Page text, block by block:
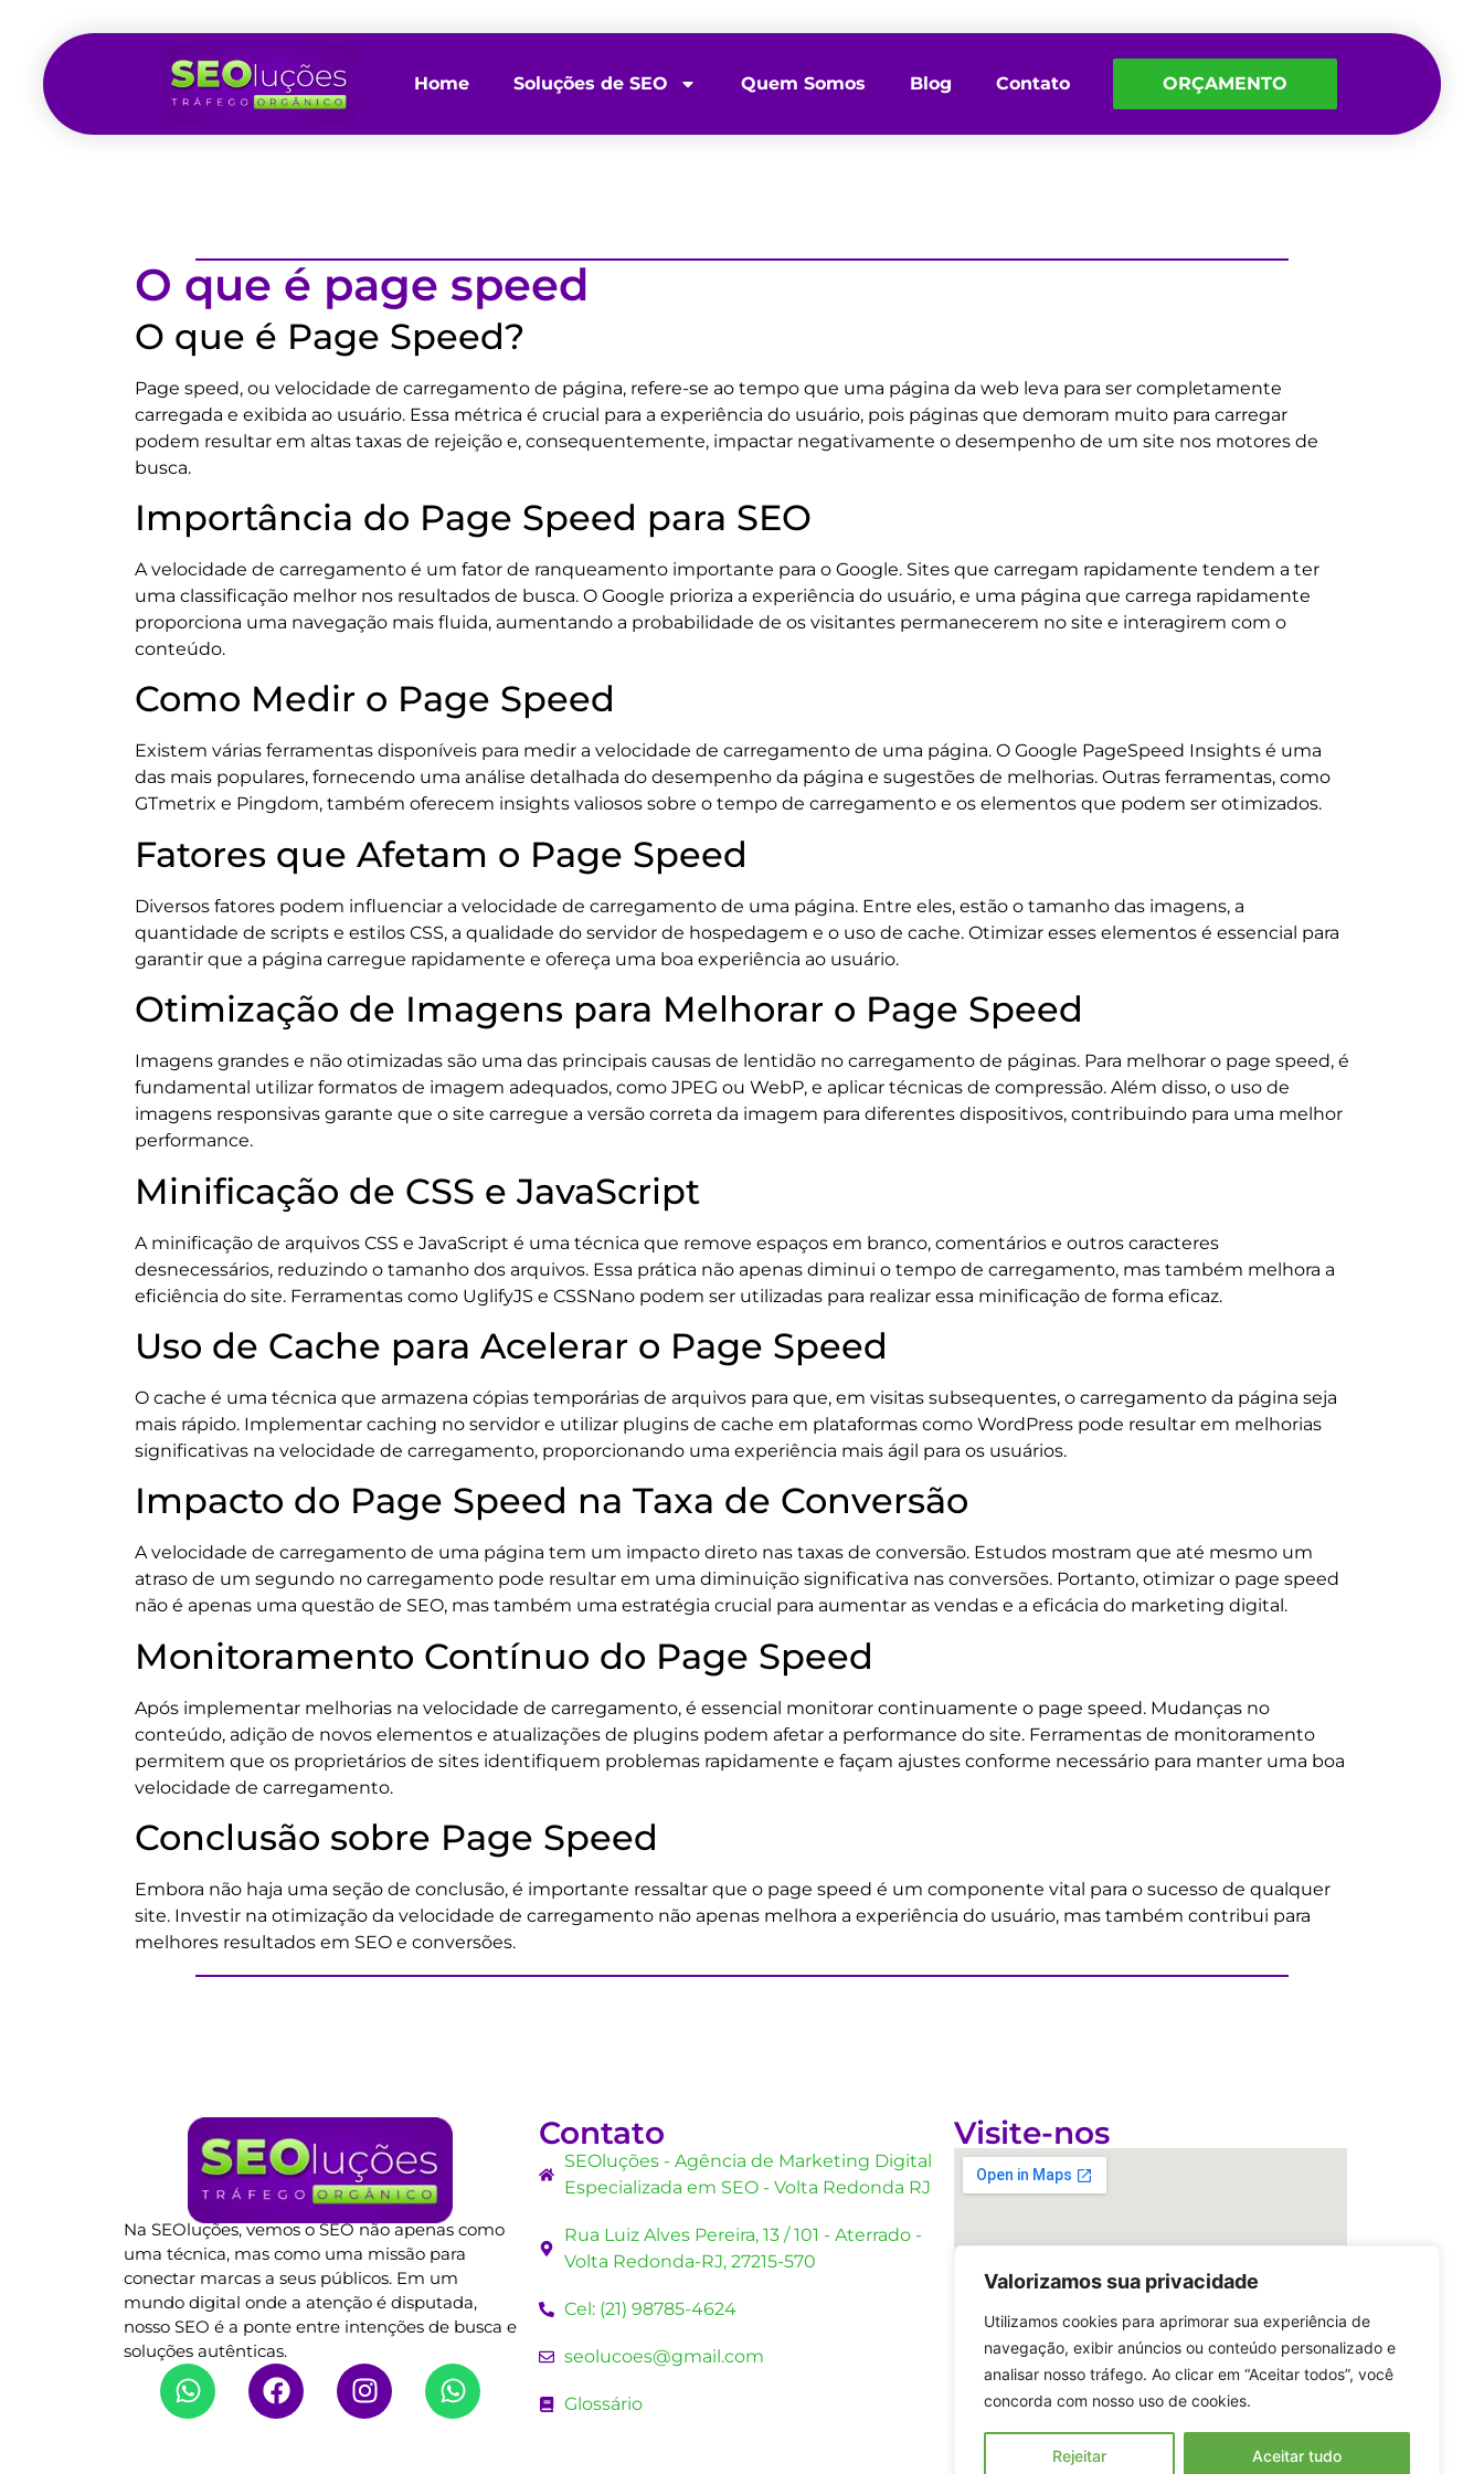
Valorizamos sua privacidade
Utilizamos cookies para aprimorar sua experiência de
navegação, exibir anúncios ou conteúdo personalizado e
analisar nosso tráfego. Ao clicar em “Aceitar todos”, você
concorda com nosso uso de cookies.
Rejeitar Aceitar tudo
Home Soluções de SEO Quem Somos Blog Contato ORÇAMENTO
O que é page speed
O que é Page Speed?
Page speed, ou velocidade de carregamento de página, refere-se ao tempo que uma página da web leva para ser completamente
carregada e exibida ao usuário. Essa métrica é crucial para a experiência do usuário, pois páginas que demoram muito para carregar
podem resultar em altas taxas de rejeição e, consequentemente, impactar negativamente o desempenho de um site nos motores de
busca.
Importância do Page Speed para SEO
A velocidade de carregamento é um fator de ranqueamento importante para o Google. Sites que carregam rapidamente tendem a ter
uma classificação melhor nos resultados de busca. O Google prioriza a experiência do usuário, e uma página que carrega rapidamente
proporciona uma navegação mais fluida, aumentando a probabilidade de os visitantes permanecerem no site e interagirem com o
conteúdo.
Como Medir o Page Speed
Existem várias ferramentas disponíveis para medir a velocidade de carregamento de uma página. O Google PageSpeed Insights é uma
das mais populares, fornecendo uma análise detalhada do desempenho da página e sugestões de melhorias. Outras ferramentas, como
GTmetrix e Pingdom, também oferecem insights valiosos sobre o tempo de carregamento e os elementos que podem ser otimizados.
Fatores que Afetam o Page Speed
Diversos fatores podem influenciar a velocidade de carregamento de uma página. Entre eles, estão o tamanho das imagens, a
quantidade de scripts e estilos CSS, a qualidade do servidor de hospedagem e o uso de cache. Otimizar esses elementos é essencial para
garantir que a página carregue rapidamente e ofereça uma boa experiência ao usuário.
Otimização de Imagens para Melhorar o Page Speed
Imagens grandes e não otimizadas são uma das principais causas de lentidão no carregamento de páginas. Para melhorar o page speed, é
fundamental utilizar formatos de imagem adequados, como JPEG ou WebP, e aplicar técnicas de compressão. Além disso, o uso de
imagens responsivas garante que o site carregue a versão correta da imagem para diferentes dispositivos, contribuindo para uma melhor
performance.
Minificação de CSS e JavaScript
A minificação de arquivos CSS e JavaScript é uma técnica que remove espaços em branco, comentários e outros caracteres
desnecessários, reduzindo o tamanho dos arquivos. Essa prática não apenas diminui o tempo de carregamento, mas também melhora a
eficiência do site. Ferramentas como UglifyJS e CSSNano podem ser utilizadas para realizar essa minificação de forma eficaz.
Uso de Cache para Acelerar o Page Speed
O cache é uma técnica que armazena cópias temporárias de arquivos para que, em visitas subsequentes, o carregamento da página seja
mais rápido. Implementar caching no servidor e utilizar plugins de cache em plataformas como WordPress pode resultar em melhorias
significativas na velocidade de carregamento, proporcionando uma experiência mais ágil para os usuários.
Impacto do Page Speed na Taxa de Conversão
A velocidade de carregamento de uma página tem um impacto direto nas taxas de conversão. Estudos mostram que até mesmo um
atraso de um segundo no carregamento pode resultar em uma diminuição significativa nas conversões. Portanto, otimizar o page speed
não é apenas uma questão de SEO, mas também uma estratégia crucial para aumentar as vendas e a eficácia do marketing digital.
Monitoramento Contínuo do Page Speed
Após implementar melhorias na velocidade de carregamento, é essencial monitorar continuamente o page speed. Mudanças no
conteúdo, adição de novos elementos e atualizações de plugins podem afetar a performance do site. Ferramentas de monitoramento
permitem que os proprietários de sites identifiquem problemas rapidamente e façam ajustes conforme necessário para manter uma boa
velocidade de carregamento.
Conclusão sobre Page Speed
Embora não haja uma seção de conclusão, é importante ressaltar que o page speed é um componente vital para o sucesso de qualquer
site. Investir na otimização da velocidade de carregamento não apenas melhora a experiência do usuário, mas também contribui para
melhores resultados em SEO e conversões.
Na SEOluções, vemos o SEO não apenas como
uma técnica, mas como uma missão para
conectar marcas a seus públicos. Em um
mundo digital onde a atenção é disputada,
nosso SEO é a ponte entre intenções de busca e
soluções autênticas.
Contato
SEOluções - Agência de Marketing Digital
Especializada em SEO - Volta Redonda RJ
Rua Luiz Alves Pereira, 13 / 101 - Aterrado -
Volta Redonda-RJ, 27215-570
Cel: (21) 98785-4624
seolucoes@gmail.com
Glossário
Visite-nos